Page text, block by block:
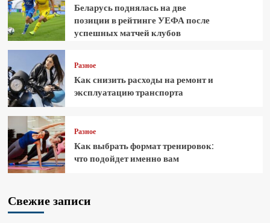
Беларусь поднялась на две
позиции в рейтинге УЕФА после
успешных матчей клубов
Разное
Как снизить расходы на ремонт и
эксплуатацию транспорта
Разное
Как выбрать формат тренировок:
что подойдет именно вам
Свежие записи